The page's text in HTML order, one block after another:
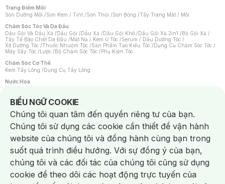
Trang Điểm Môi
Son Dưỡng Môi /Son Kem / Tint /Son Thỏi /Son Bóng /Tẩy Trang Mắt / Môi
Chăm Sóc Tóc Và Da Đầu
Dầu Gội Và Dầu Xả /Dầu Gội /Dầu Xả /Dầu Gội Khô /Dầu Gội Xả 2in1 /Bộ Gội Xả /
Tẩy Tế Bào Chết Da Đầu /Mặt Nạ / Kem Ủ Tóc /Serum / Dầu Dưỡng Tóc /
Xịt Dưỡng Tóc /Thuốc Nhuộm Tóc /Sản Phẩm Tạo Kiểu Tóc /Dụng Cụ Chăm Sóc Tóc /
Máy Sấy Tóc /Lược /Bộ Chăm Sóc Tóc /Phụ Kiện Tóc
Chăm Sóc Cơ Thể
Kem Tẩy Lông /Dụng Cụ Tẩy Lông
Nước Hoa
Nước Hoa Nữ
Chăm Sóc Cá Nhân
Chống Muỗi /Khẩu Trang /Máy Massage/Mặt Nạ Xông Hơi /Nước Rửa Tay/
Sản Phẩm Chăm Sóc Khác /Bàn Chải Đánh Răng /Bàn Chải Điện/
Hỗ Trợ Trắng Răng/Kem Đánh Răng /Máy Tăm Nước/ Nước Súc Miệng/
Tăm / Chỉ Nha Khoa/ Xịt Thơm Miệng / Dung Dịch Vệ Sinh/Dưỡng Vùng Kín/
Khăn Ướt Vệ Sinh Vùng Kín/Băng Vệ Sinh/Tampon/Bọt Cạo Râu /Dao Cạo Râu/
Máy Cạo Râu
Vấn Đề Về Da
Da Dầu / Lỗ Chân Lông To/ Da Khô / Mất Nước/ Da Lão Hóa/ Da Mụn/
Da Nhạy Cảm / Kích Ứng
Da Xỉn Màu Thâm / Nám / Tàn Nhang
Quầng Thâm & Bọng Mắt /Sẹo /Viêm Da Cơ Địa
BIỂU NGỮ COOKIE
Notice about cookies usage
Chúng tôi quan tâm đến quyền riêng tư của bạn.
Chúng tôi sử dụng các cookie cần thiết để vận hành
website của chúng tôi và đồng hành cùng bạn trong
suốt quá trình điều hướng. Với sự đồng ý của bạn,
chúng tôi và các đối tác của chúng tôi cũng sử dụng
cookie để theo dõi các hoạt động trực tuyến của